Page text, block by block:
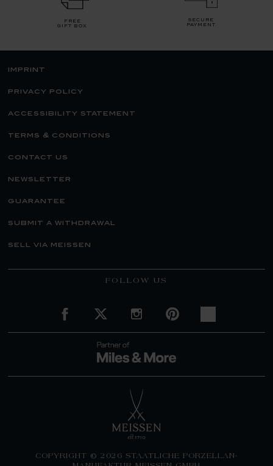
free
gift box
secure
payment
imprint
privacy policy
accessibility statement
terms & conditions
contact us
newsletter
guarantee
submit a withdrawal
sell via meissen
FOLLOW US
COPYRIGHT © 2026 STAATLICHE PORZELLAN-